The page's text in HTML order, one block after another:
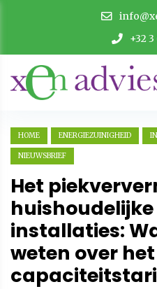
+32
HOME ENERGIEZUINIGHEID
NIEUWSBRIEF
Het
installaties:
weten over het